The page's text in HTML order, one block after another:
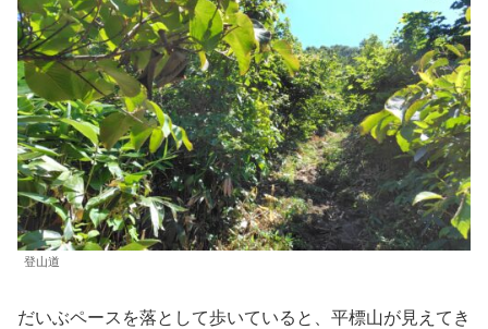
登山道
だいぶペースを落として歩いていると、平標山が見えてき